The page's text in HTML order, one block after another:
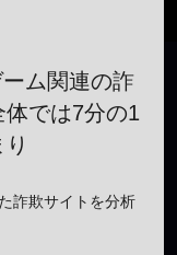
ム関連の詐
では7分の1
詐欺サイトを分析